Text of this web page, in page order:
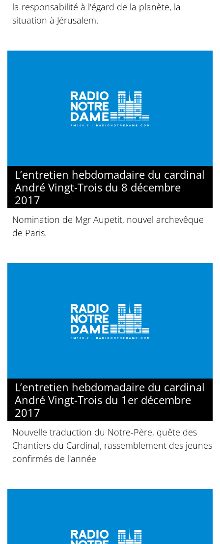
la responsabilité à l'égard de la planète, la
situation à Jérusalem.
L’entretien hebdomadaire du cardinal
André Vingt-Trois du 8 décembre
2017
Nomination de Mgr Aupetit, nouvel archevêque
de Paris.
L’entretien hebdomadaire du cardinal
André Vingt-Trois du 1er décembre
2017
Nouvelle traduction du Notre-Père, quête des
Chantiers du Cardinal, rassemblement des jeunes
confirmés de l'année